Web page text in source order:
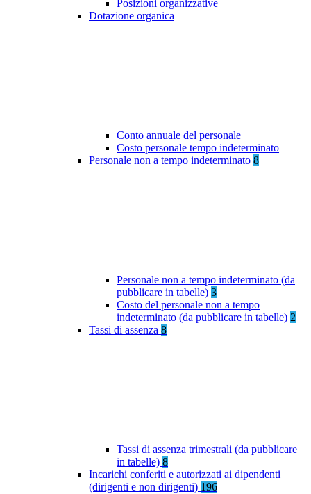
Posizioni organizzative
Dotazione organica
Conto annuale del personale
Costo personale tempo indeterminato
Personale non a tempo indeterminato 8
Personale non a tempo indeterminato (da
pubblicare in tabelle) 3
Costo del personale non a tempo
indeterminato (da pubblicare in tabelle) 2
Tassi di assenza 8
Tassi di assenza trimestrali (da pubblicare
in tabelle) 8
Incarichi conferiti e autorizzati ai dipendenti
(dirigenti e non dirigenti) 196